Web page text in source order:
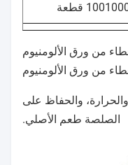
قطعة
من ورق الألومنيوم
من ورق الألومنيوم
والحفاظ على
الصلصة طعم الأصلي.